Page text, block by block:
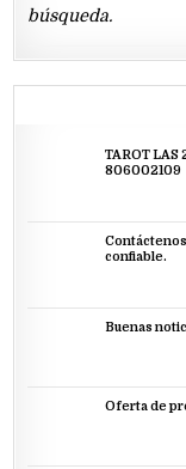
búsqueda.
TAROT LAS
806002109
confiable.
Buenas
Oferta de